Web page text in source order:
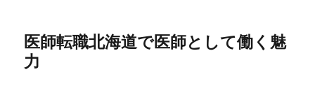
医師転職北海道で医師として働く魅
力